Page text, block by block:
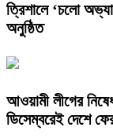
‎ত্রিশালে ‘চলো
অনুষ্ঠিত
আওয়ামী লীগের
ডিসেম্বরেই দেশে